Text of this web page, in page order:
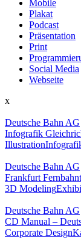
Mobile
Plakat
Podcast
Präsentation
Print
Social Media
Webseite
x
Deutsche Bahn AG
Infografik
Illustration
Deutsche Bahn AG
Frankfurt
3D Modeling
Deutsche Bahn AG
CD Manual –
Corporate Design